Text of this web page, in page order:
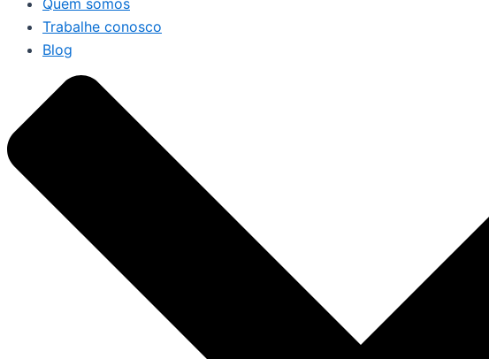
Quem somos
Trabalhe conosco
Blog